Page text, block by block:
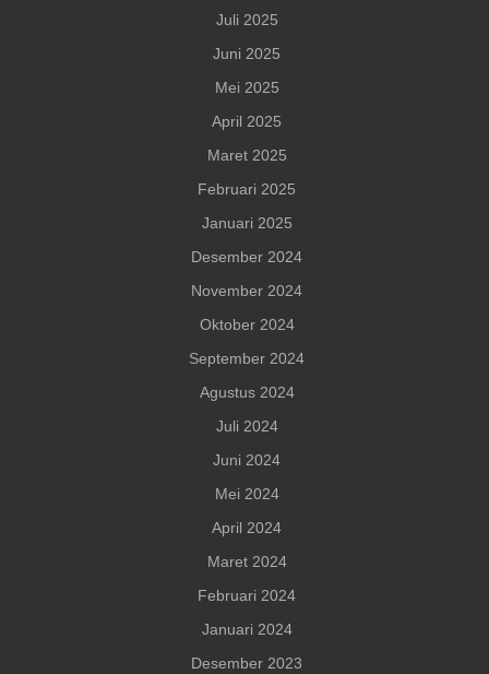
Juli 2025
Juni 2025
Mei 2025
April 2025
Maret 2025
Februari 2025
Januari 2025
Desember 2024
November 2024
Oktober 2024
September 2024
Agustus 2024
Juli 2024
Juni 2024
Mei 2024
April 2024
Maret 2024
Februari 2024
Januari 2024
Desember 2023